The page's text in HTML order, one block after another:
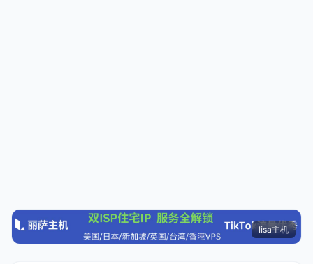
lisa主机